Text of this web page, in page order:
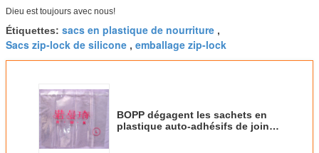
Dieu est toujours avec nous!
Étiquettes: sacs en plastique de nourriture ,
Sacs zip-lock de silicone , emballage zip-lock
BOPP dégagent les sachets en
plastique auto-adhésifs de joint